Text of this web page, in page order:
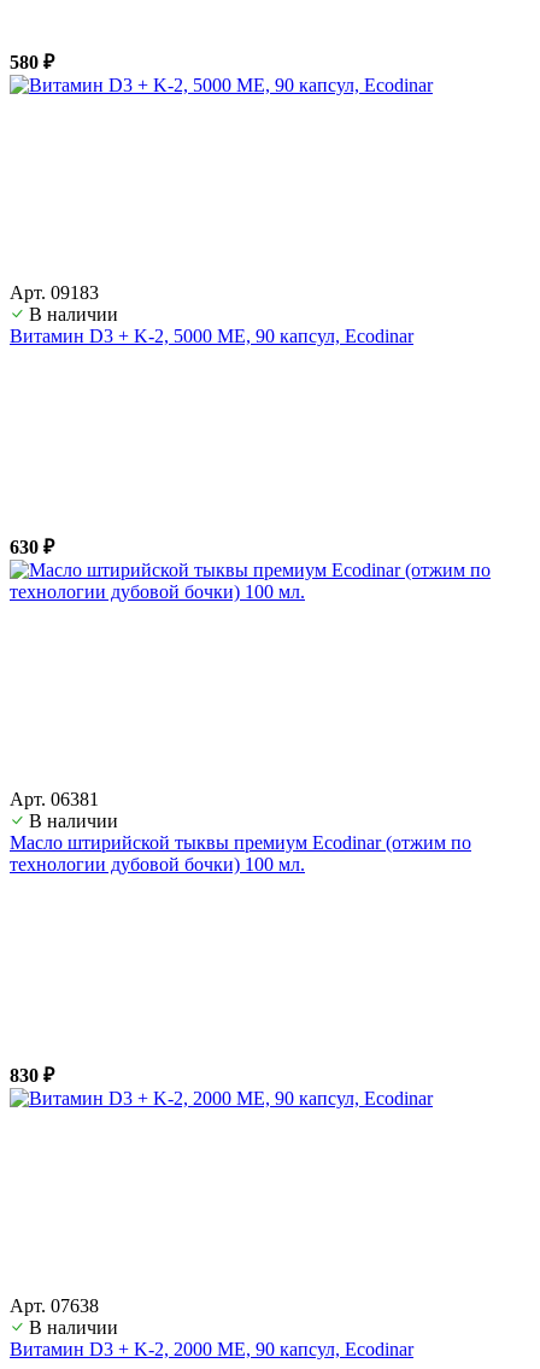
580 ₽
Арт. 09183
В наличии
Витамин D3 + K-2, 5000 ME, 90 капсул, Ecodinar
630 ₽
Арт. 06381
В наличии
Масло штирийской тыквы премиум Ecodinar (отжим по
технологии дубовой бочки) 100 мл.
830 ₽
Арт. 07638
В наличии
Витамин D3 + K-2, 2000 ME, 90 капсул, Ecodinar